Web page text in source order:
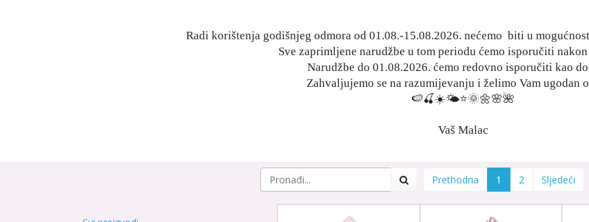
Radi korištenja godišnjeg odmora od 01.08.-15.08.2026. nećemo biti u
Sve zaprimljene narudžbe u tom periodu ćemo isporučiti
Narudžbe do 01.08.2026. ćemo redovno isporučiti kao do
Zahvaljujemo se na razumijevanju i želimo Vam ugodan
🍉🍒☀️🌤⭐️🌞🌼🌸🌺
Vaš Malac
Prethodna 1 2 Sljedeći